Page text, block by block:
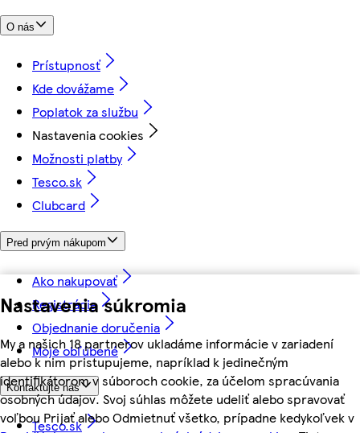
Nastavenia súkromia
My a našich 18 partnerov ukladáme informácie v zariadení
alebo k nim pristupujeme, napríklad k jedinečným
identifikátorom v súboroch cookie, za účelom spracúvania
osobných údajov. Svoj súhlas môžete udeliť alebo spravovať
voľbou Prijať alebo Odmietnuť všetko, prípadne kedykoľvek v
O nás
Prístupnosť
Kde dovážame
Poplatok za službu
Nastavenia cookies
Možnosti platby
Tesco.sk
Clubcard
Pred prvým nákupom
Ako nakupovať
Registrácia
Objednanie doručenia
Moje obľúbené
Kontaktujte nás
Tesco.sk